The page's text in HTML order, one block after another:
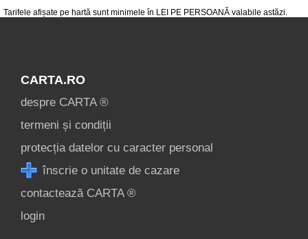
Tarifele afișate pe hartă sunt minimele în LEI PE PERSOANĂ valabile astăzi.
login
CARTA.RO
despre CARTA ®
termeni și condiții
protecția datelor cu caracter personal
înscrie o unitate de cazare
contactează CARTA ®
login